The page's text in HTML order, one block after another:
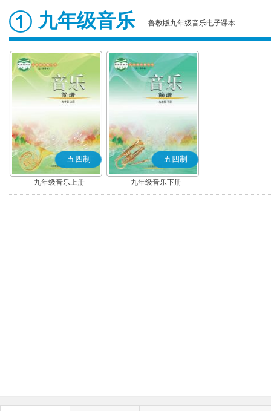
九年级音乐 鲁教版九年级音乐电子课本
五四制
九年级音乐上册
五四制
九年级音乐下册